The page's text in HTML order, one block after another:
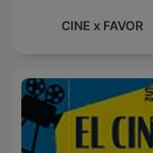
CINE x FAVOR